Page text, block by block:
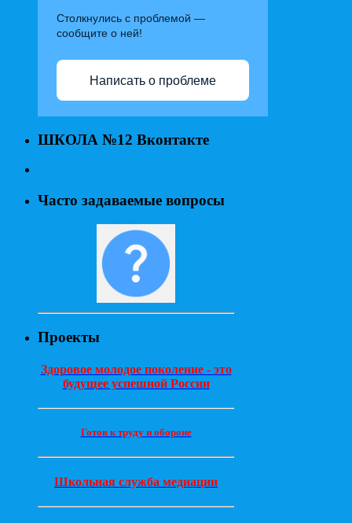
Столкнулись с проблемой —
сообщите о ней!
Написать о проблеме
ШКОЛА №12 Вконтакте
Часто задаваемые вопросы
Проекты
Здоровое молодое поколение - это
будущее успешной России
Готов к труду и обороне
Школьная служба медиации